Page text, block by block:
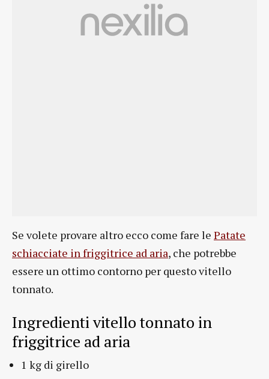
Se volete provare altro ecco come fare le Patate
schiacciate in friggitrice ad aria, che potrebbe
essere un ottimo contorno per questo vitello
tonnato.
Ingredienti vitello tonnato in
friggitrice ad aria
1 kg di girello